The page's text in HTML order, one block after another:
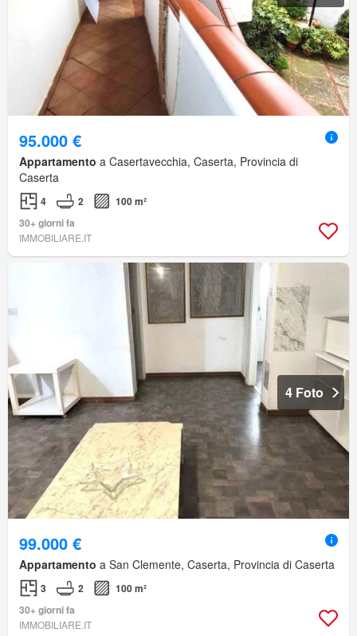
95.000 €
Appartamento a Casertavecchia, Caserta, Provincia di
Caserta
4 2
100 m²
30+ giorni fa
IMMOBILIARE.IT
4 Foto
99.000 €
Appartamento a San Clemente, Caserta, Provincia di Caserta
3 2
100 m²
30+ giorni fa
IMMOBILIARE.IT